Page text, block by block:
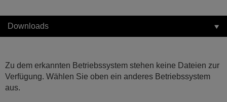
Downloads
Zu dem erkannten Betriebssystem stehen keine Dateien zur
Verfügung. Wählen Sie oben ein anderes Betriebssystem
aus.